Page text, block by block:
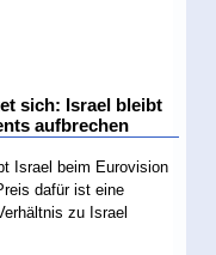
sich: Israel bleibt
aufbrechen
Israel beim Eurovision
dafür ist eine
zu Israel